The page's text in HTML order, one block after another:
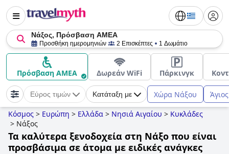
Νάξος, Πρόσβαση ΑΜΕΑ
Προσθήκη ημερομηνιών 2 Επισκέπτες 1 Δωμάτιο
Πρόσβαση ΑΜΕΑ Δωρεάν WiFi Πάρκινγκ
Εύρος τιμών Κατάταξη με Χώρα Νάξου
Κόσμος > Ευρώπη > Ελλάδα > Νησιά Αιγαίου > Κυκλάδες
> Νάξος
Τα καλύτερα ξενοδοχεία στη Νάξο που είναι
προσβάσιμα σε άτομα με ειδικές ανάγκες